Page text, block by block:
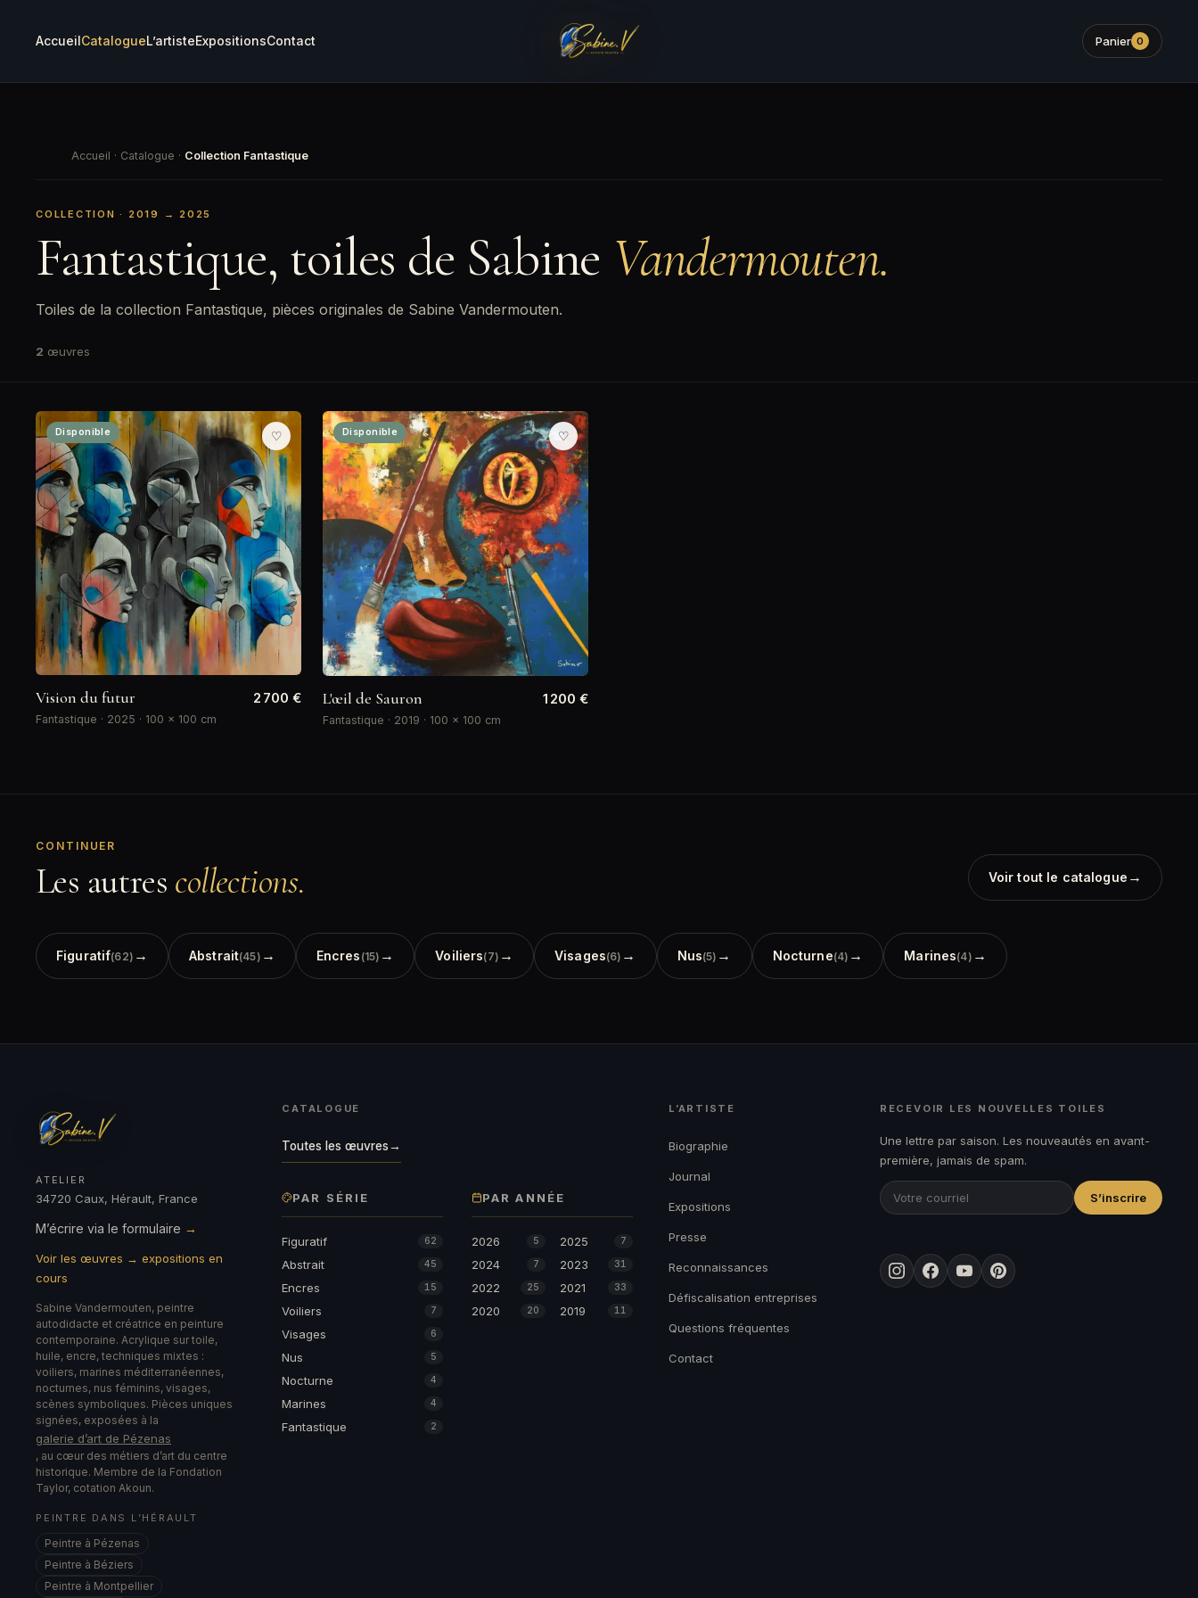
AccueilCatalogueL’artisteExpositionsContact Panier 0
Accueil · Catalogue · Collection Fantastique
COLLECTION · 2019 → 2025
Fantastique, toiles de Sabine Vandermouten.
Toiles de la collection Fantastique, pièces originales de Sabine Vandermouten.
2 œuvres
Disponible ♡
Vision du futur
Fantastique · 2025 · 100 × 100 cm
2 700 €
Disponible ♡
L'œil de Sauron
Fantastique · 2019 · 100 × 100 cm
1 200 €
CONTINUER
Les autres collections. Voir tout le catalogue →
Figuratif(62) → Abstrait(45) → Encres (15) → Voiliers(7) → Visages(6) → Nus(5) → Nocturne(4) → Marines(4) →
ATELIER
34720 Caux, Hérault, France
M’écrire via le formulaire →
Voir les œuvres → expositions en
cours
Sabine Vandermouten, peintre
autodidacte et créatrice en peinture
contemporaine. Acrylique sur toile,
huile, encre, techniques mixtes :
voiliers, marines méditerranéennes,
nocturnes, nus féminins, visages,
scènes symboliques. Pièces uniques
signées, exposées à la
galerie d’art de Pézenas
, au cœur des métiers d’art du centre
historique. Membre de la Fondation
Taylor, cotation Akoun.
PEINTRE DANS L’HÉRAULT
Peintre à Pézenas
Peintre à Béziers
Peintre à Montpellier
CATALOGUE
Toutes les œuvres→
PAR SÉRIE
Figuratif 62
Abstrait 45
Encres 15
Voiliers 7
Visages 6
Nus 5
Nocturne 4
Marines 4
Fantastique 2
PAR ANNÉE
2026 5 2025 7
2024 7 2023 31
2022 25 2021 33
2020 20 2019 11
L’ARTISTE
Biographie
Journal
Expositions
Presse
Reconnaissances
Défiscalisation entreprises
Questions fréquentes
Contact
RECEVOIR LES NOUVELLES TOILES
Une lettre par saison. Les nouveautés en avant-
première, jamais de spam.
S’inscrire
InstagramFacebookYouTubePinterest